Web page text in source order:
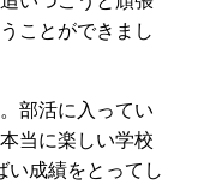
ことができまし
部活に入ってい
当に楽しい学校
い成績をとってし